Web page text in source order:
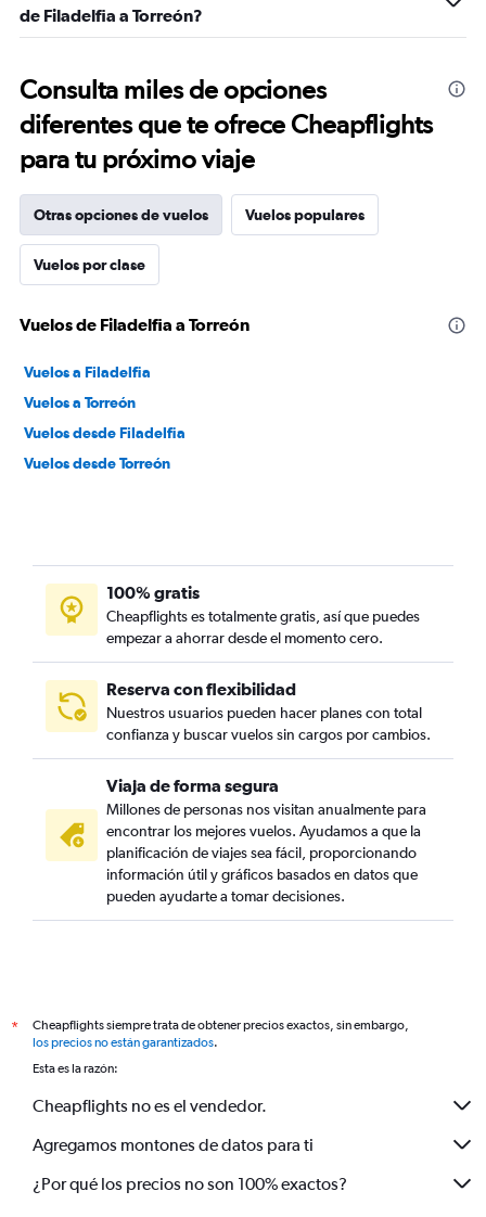
de Filadelfia a Torreón?
Consulta miles de opciones
diferentes que te ofrece Cheapflights
para tu próximo viaje
Otras opciones de vuelos Vuelos populares
Vuelos por clase
Vuelos de Filadelfia a Torreón
Vuelos a Filadelfia
Vuelos a Torreón
Vuelos desde Filadelfia
Vuelos desde Torreón
100% gratis
Cheapflights es totalmente gratis, así que puedes
empezar a ahorrar desde el momento cero.
Reserva con flexibilidad
Nuestros usuarios pueden hacer planes con total
confianza y buscar vuelos sin cargos por cambios.
Viaja de forma segura
Millones de personas nos visitan anualmente para
encontrar los mejores vuelos. Ayudamos a que la
planificación de viajes sea fácil, proporcionando
información útil y gráficos basados en datos que
pueden ayudarte a tomar decisiones.
*
Cheapflights siempre trata de obtener precios exactos, sin embargo,
los precios no están garantizados.
Esta es la razón:
Cheapflights no es el vendedor.
Agregamos montones de datos para ti
¿Por qué los precios no son 100% exactos?